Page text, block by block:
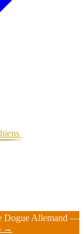
Dogue Allemand —
→